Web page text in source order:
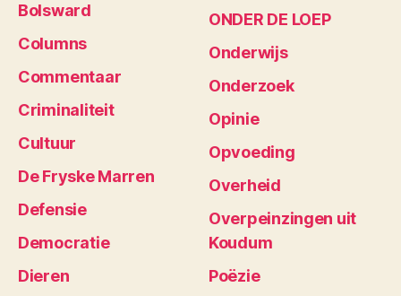
Bolsward
Columns
Commentaar
Criminaliteit
Cultuur
De Fryske Marren
Defensie
Democratie
Dieren
ONDER DE LOEP
Onderwijs
Onderzoek
Opinie
Opvoeding
Overheid
Overpeinzingen uit
Koudum
Poëzie